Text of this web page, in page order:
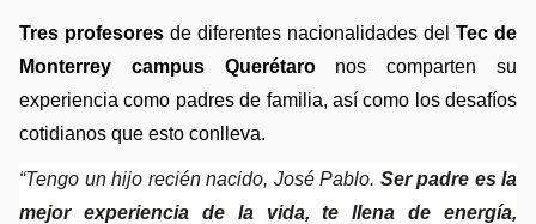
Tres profesores de diferentes nacionalidades del Tec de
Monterrey campus Querétaro nos comparten su
experiencia como padres de familia, así como los desafíos
cotidianos que esto conlleva.
“Tengo un hijo recién nacido, José Pablo. Ser padre es la
mejor experiencia de la vida, te llena de energía,